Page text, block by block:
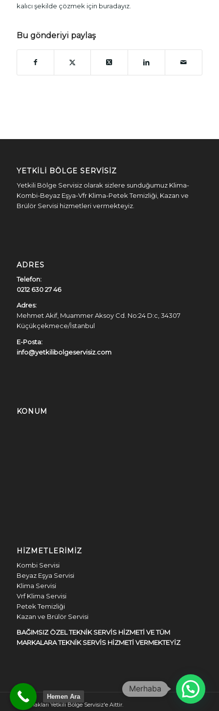
kalıcı şekilde çözmek için buradayız.
Bu gönderiyi paylaş
YETKILI BÖLGE SERVISIZ
Yetkili Bölge Servisiz olarak sizlere sunduğumuz Klima-
Kombi-Beyaz Eşya-Vfr Klima-Petek Temizliği, Kazan ve
Brülör Servisi hizmetleri vermekteyiz.
ADRES
Telefon:
0212 630 27 46
Adres:
Mehmet Akif, Muammer Aksoy Cd. No:24 D:c, 34307
Küçükçekmece/İstanbul
E-Posta:
info@yetkilibolgeservisiz.com
KONUM
HIZMETLERIMIZ
Kombi Servisi
Beyaz Eşya Servisi
Klima Servisi
Vrf Klima Servisi
Petek Temizliği
Kazan ve Brülör Servisi
BAĞIMSIZ ÖZEL TEKNİK SERVİS HİZMETİ VE TÜM
MARKALARA TEKNİK SERVİS HİZMETİ VERMEKTEYİZ
Tüm Hakları Yetkili Bölge Servisiz'e Aittir.
Hemen Ara